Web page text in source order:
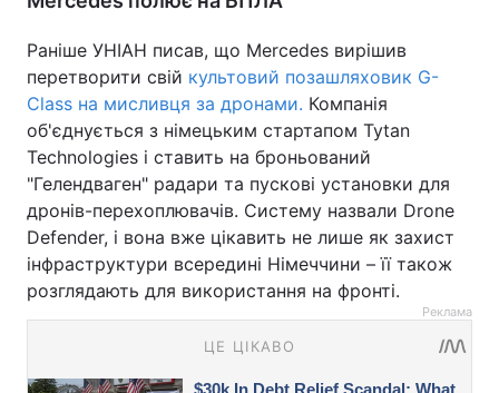
Раніше УНІАН писав, що Mercedes вирішив
перетворити свій культовий позашляховик G-
Class на мисливця за дронами. Компанія
об'єднується з німецьким стартапом Tytan
Technologies і ставить на броньований
"Гелендваген" радари та пускові установки для
дронів-перехоплювачів. Систему назвали Drone
Defender, і вона вже цікавить не лише як захист
інфраструктури всередині Німеччини – її також
розглядають для використання на фронті.
Реклама